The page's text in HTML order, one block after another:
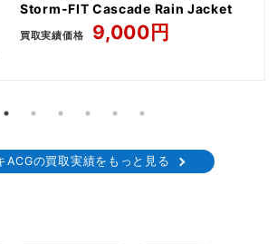
Storm-FIT Cascade Rain Jacket
買取実績価格 9,000円
ACGの買取実績をもっと見る